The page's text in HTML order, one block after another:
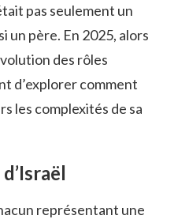
pas seulement un
un père. En 2025, alors
des rôles
d’explorer comment
les complexités de sa
représentant une